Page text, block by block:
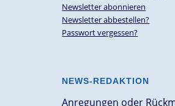
Newsletter abonnieren
Newsletter abbestellen?
Passwort vergessen?
NEWS-REDAKTION
Anregungen oder